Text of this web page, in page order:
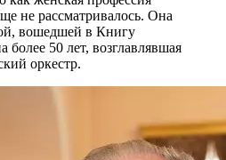
не рассматривалось. Она
вошедшей в Книгу
50 лет, возглавлявшая
оркестр.